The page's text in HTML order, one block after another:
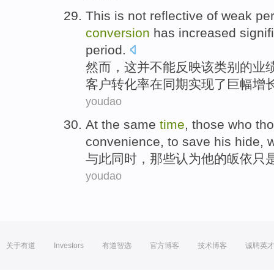
This is not reflective of weak
conversion has increased
period.
然而 ， 这并不能反映该类别的业
客户转化率在同期实现了 巨幅增
youdao
At the same time, those who
convenience, to save his hide,
与此同时 ， 那些认为他的皈依只
youdao
关于有道 Investors 有道智选 官方博客 技术博客 诚聘英才